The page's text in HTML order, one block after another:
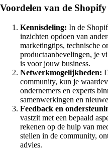
Voordelen van de
Kennisdeling: In de
inzichten opdoen van
marketingtips, technische
productaanbevelingen, je
is voor jouw business.
Netwerkmogelijkheden:
community, kun je
ondernemers en experts
samenwerkingen en
Feedback en
vastzit met een bepaald
rekenen op de hulp van
stellen in de community,
advies.